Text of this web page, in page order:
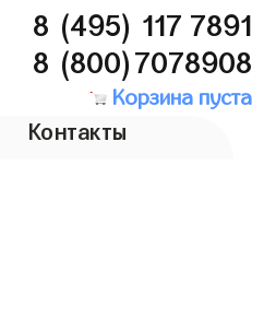
8 (495) 117 7891
8 (800)7078908
Корзина пуста
Контакты